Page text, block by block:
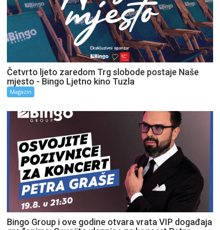
Četvrto ljeto zaredom Trg slobode postaje Naše
mjesto - Bingo Ljetno kino Tuzla
Magazin
Bingo Group i ove godine otvara vrata VIP događaja